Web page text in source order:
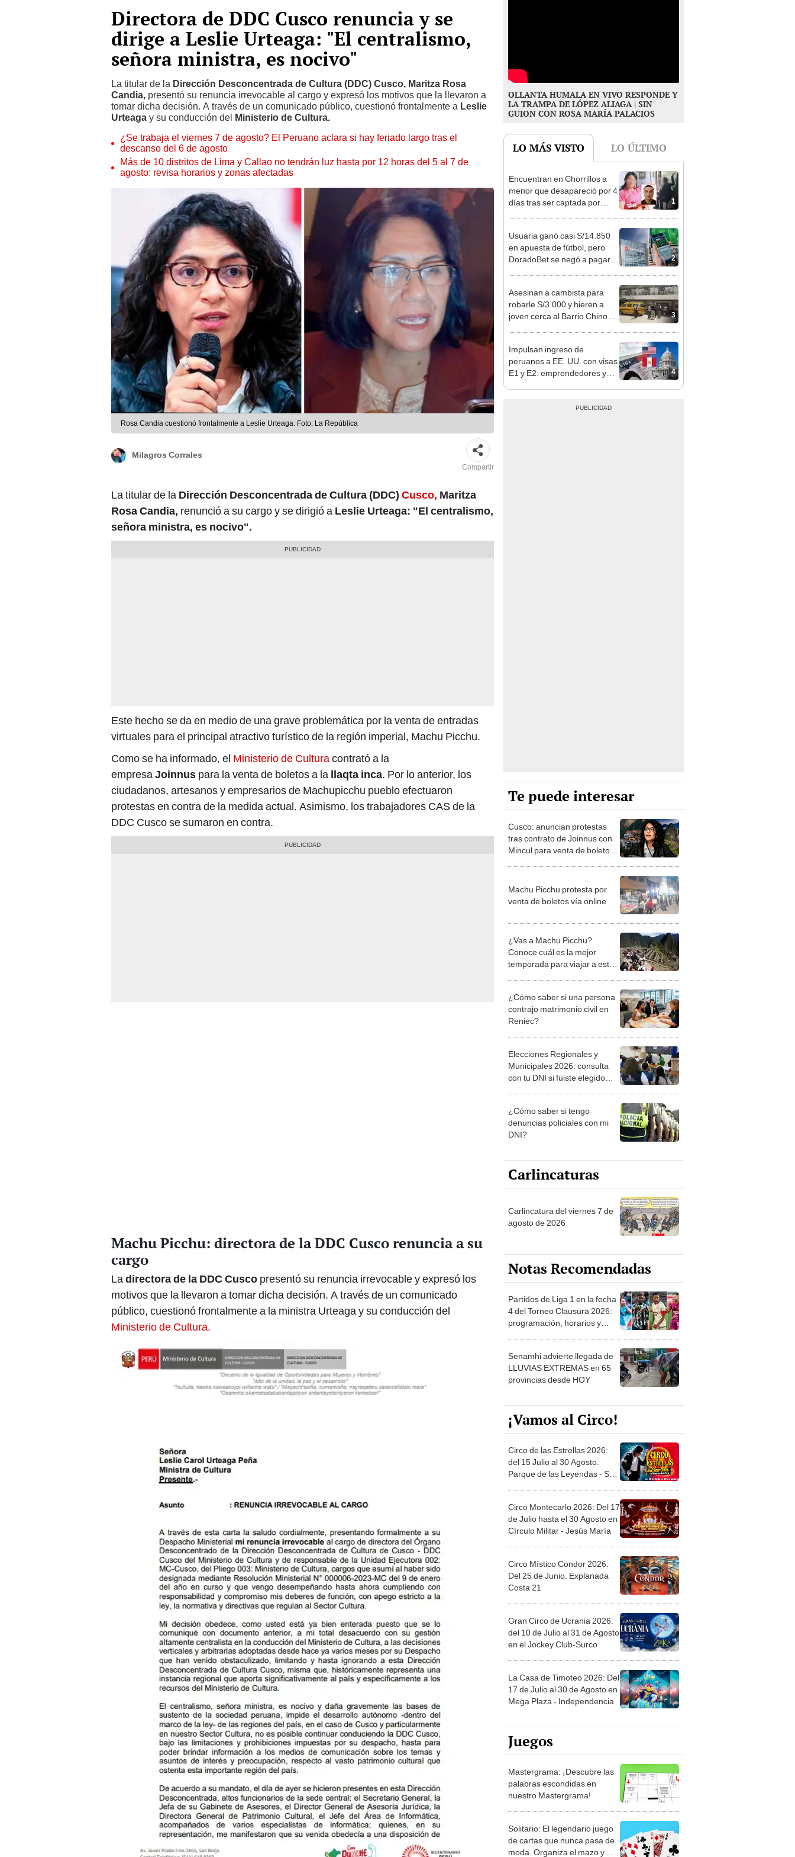
Directora de DDC Cusco renuncia y se
dirige a Leslie Urteaga: "El centralismo,
señora ministra, es nocivo"
La titular de la Dirección Desconcentrada de Cultura (DDC) Cusco, Maritza Rosa
Candia, presentó su renuncia irrevocable al cargo y expresó los motivos que la llevaron a
tomar dicha decisión. A través de un comunicado público, cuestionó frontalmente a Leslie
Urteaga y su conducción del Ministerio de Cultura.
¿Se trabaja el viernes 7 de agosto? El Peruano aclara si hay feriado largo tras el
descanso del 6 de agosto
Más de 10 distritos de Lima y Callao no tendrán luz hasta por 12 horas del 5 al 7 de
agosto: revisa horarios y zonas afectadas
Rosa Candia cuestionó frontalmente a Leslie Urteaga. Foto: La República
Milagros Corrales
Compartir
La titular de la Dirección Desconcentrada de Cultura (DDC) Cusco, Maritza
Rosa Candia, renunció a su cargo y se dirigió a Leslie Urteaga: "El centralismo,
señora ministra, es nocivo".
Este hecho se da en medio de una grave problemática por la venta de entradas
virtuales para el principal atractivo turístico de la región imperial, Machu Picchu.
Como se ha informado, el Ministerio de Culturacontrató a la
empresaJoinnus para la venta de boletos a la llaqta inca. Por lo anterior, los
ciudadanos, artesanos y empresarios de Machupicchu pueblo efectuaron
protestas en contra de la medida actual. Asimismo, los trabajadores CAS de la
DDC Cusco se sumaron en contra.
Machu Picchu: directora de la DDC Cusco renuncia a su
cargo
La directora de la DDC Cusco presentó su renuncia irrevocable y expresó los
motivos que la llevaron a tomar dicha decisión. A través de un comunicado
público, cuestionó frontalmente a la ministra Urteaga y su conducción del
Ministerio de Cultura.
OLLANTA HUMALA EN VIVO RESPONDE Y
LA TRAMPA DE LÓPEZ ALIAGA | SIN
GUION CON ROSA MARÍA PALACIOS
LO MÁS VISTO LO ÚLTIMO
1
Encuentran en Chorrillos a
menor que desapareció por 4
días tras ser captada por
2
Usuaria ganó casi S/14.850
en apuesta de fútbol, pero
DoradoBet se negó a pagar:
3
Asesinan a cambista para
robarle S/3.000 y hieren a
joven cerca al Barrio Chino en
4
Impulsan ingreso de
peruanos a EE. UU. con visas
E1 y E2: emprendedores y
Te puede interesar
Cusco: anuncian protestas
tras contrato de Joinnus con
Mincul para venta de boletos
Machu Picchu protesta por
venta de boletos vía online
¿Vas a Machu Picchu?
Conoce cuál es la mejor
temporada para viajar a esta
¿Cómo saber si una persona
contrajo matrimonio civil en
Reniec?
Elecciones Regionales y
Municipales 2026: consulta
con tu DNI si fuiste elegido
la ONPE
¿Cómo saber si tengo
denuncias policiales con mi
DNI?
Carlincaturas
Carlincatura del viernes 7 de
agosto de 2026
Notas Recomendadas
Partidos de Liga 1 en la fecha
4 del Torneo Clausura 2026:
programación, horarios y
Senamhi advierte llegada de
LLUVIAS EXTREMAS en 65
provincias desde HOY
¡Vamos al Circo!
Circo de las Estrellas 2026:
del 15 Julio al 30 Agosto.
Parque de las Leyendas - San
Circo Montecarlo 2026: Del 17
de Julio hasta el 30 Agosto en
Círculo Militar - Jesús María
Circo Místico Condor 2026:
Del 25 de Junio. Explanada
Costa 21
Gran Circo de Ucrania 2026:
del 10 de Julio al 31 de Agosto
en el Jockey Club-Surco
La Casa de Timoteo 2026: Del
17 de Julio al 30 de Agosto en
Mega Plaza - Independencia
Juegos
Mastergrama: ¡Descubre las
palabras escondidas en
nuestro Mastergrama!
Solitario: El legendario juego
de cartas que nunca pasa de
moda. Organiza el mazo y